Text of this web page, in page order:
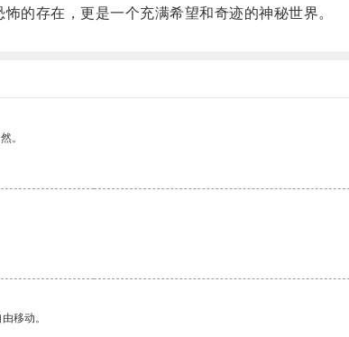
存在，更是一个充满希望和奇迹的神秘世界。
。
移动。